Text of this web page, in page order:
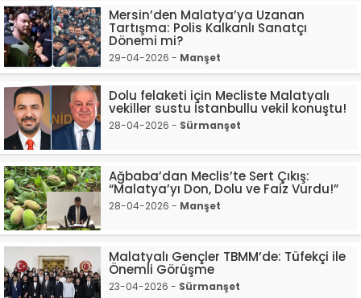
Mersin’den Malatya’ya Uzanan
Tartışma: Polis Kalkanlı Sanatçı
Dönemi mi?
29-04-2026 - Manşet
Dolu felaketi için Mecliste Malatyalı
vekiller sustu İstanbullu vekil konuştu!
28-04-2026 - Sürmanşet
Ağbaba’dan Meclis’te Sert Çıkış:
“Malatya’yı Don, Dolu ve Faiz Vurdu!”
28-04-2026 - Manşet
Malatyalı Gençler TBMM’de: Tüfekçi ile
Önemli Görüşme
23-04-2026 - Sürmanşet